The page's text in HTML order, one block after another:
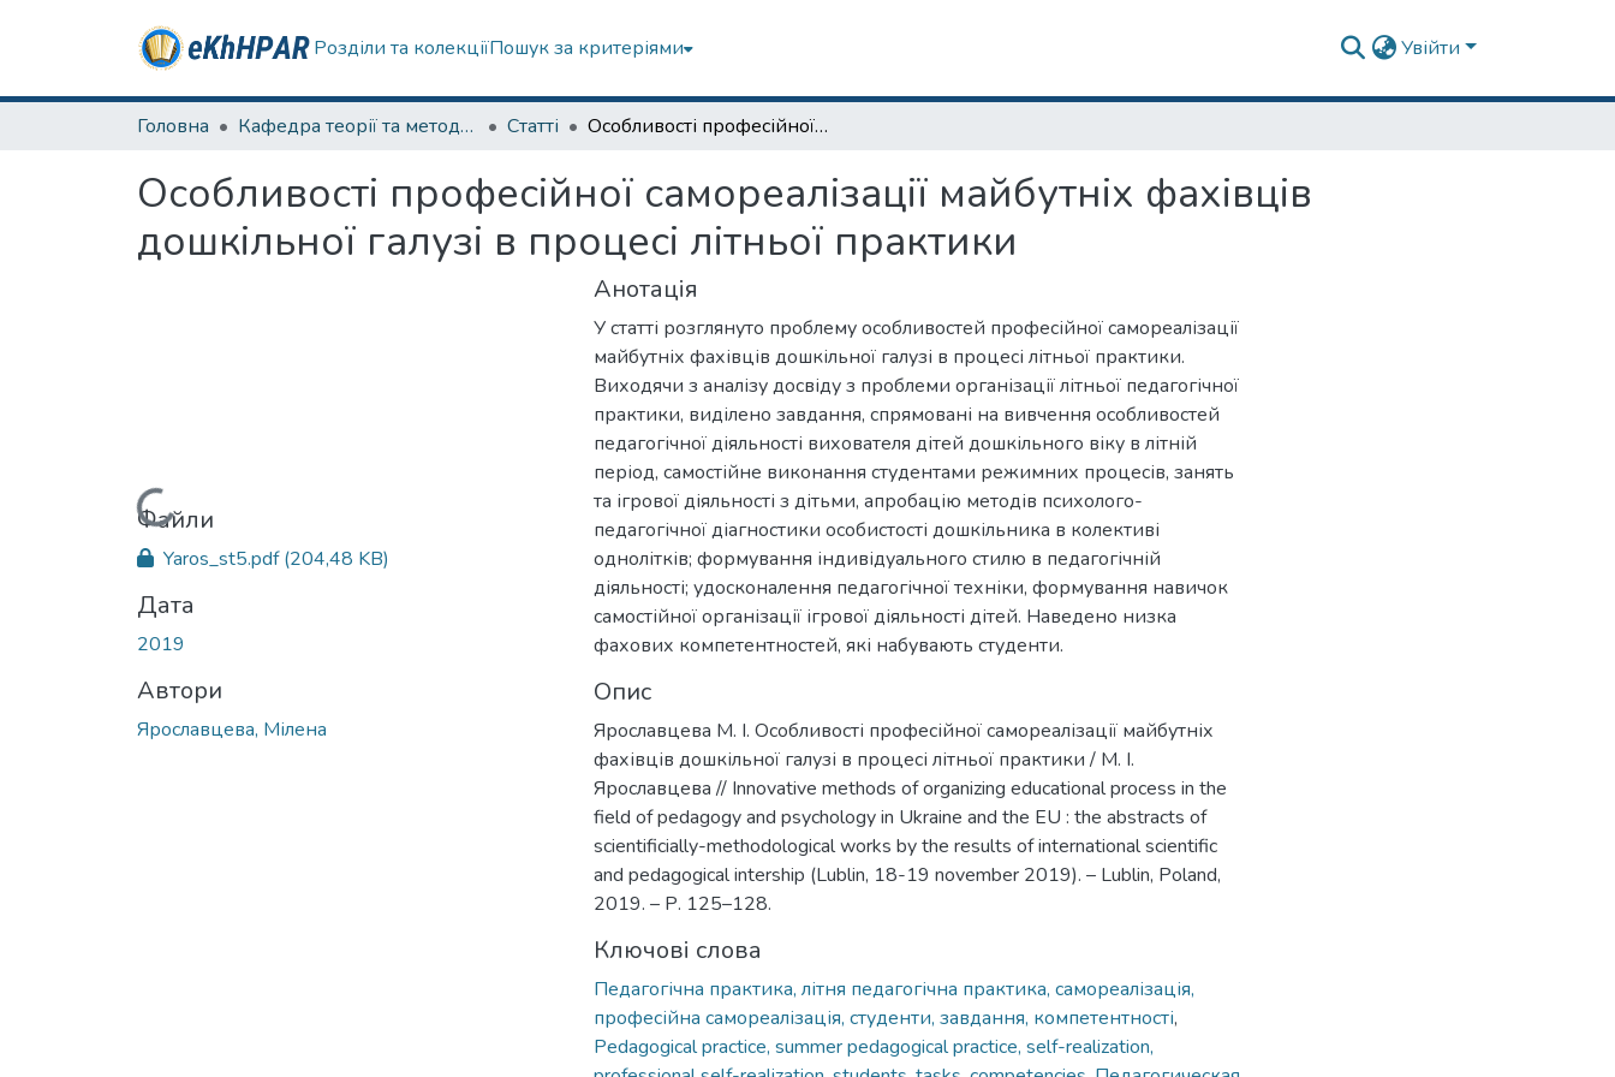
Розділи та колекціїПошук за критеріями Увійти
Головна Кафедра теорії та методик дошкільної освіти Статті Особливості професійної самореалізації майбутніх фахівців дошкільної галузі в процесі літньої практики
Особливості професійної самореалізації майбутніх фахівців
дошкільної галузі в процесі літньої практики
Вантажиться...
Файли
Yaros_st5.pdf(204,48 KB)
Дата
2019
Автори
Ярославцева, Мілена
Анотація
У статті розглянуто проблему особливостей професійної самореалізації
майбутніх фахівців дошкільної галузі в процесі літньої практики.
Виходячи з аналізу досвіду з проблеми організації літньої педагогічної
практики, виділено завдання, спрямовані на вивчення особливостей
педагогічної діяльності вихователя дітей дошкільного віку в літній
період, самостійне виконання студентами режимних процесів, занять
та ігрової діяльності з дітьми, апробацію методів психолого-
педагогічної діагностики особистості дошкільника в колективі
однолітків; формування індивідуального стилю в педагогічній
діяльності; удосконалення педагогічної техніки, формування навичок
самостійної організації ігрової діяльності дітей. Наведено низка
фахових компетентностей, які набувають студенти.
Опис
Ярославцева М. І. Особливості професійної самореалізації майбутніх
фахівців дошкільної галузі в процесі літньої практики / М. І.
Ярославцева // Innovative methods of organizing educational process in the
field of pedagogy and psychology in Ukraine and the EU : the abstracts of
scientificially-methodological works by the results of international scientific
and pedagogical intership (Lublin, 18-19 november 2019). – Lublin, Poland,
2019. – Р. 125–128.
Ключові слова
Педагогічна практика, літня педагогічна практика, самореалізація,
професійна самореалізація, студенти, завдання, компетентності,
Pedagogical practice, summer pedagogical practice, self-realization,